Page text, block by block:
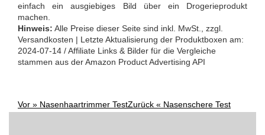
einfach ein ausgiebiges Bild über ein Drogerieprodukt
machen.
Hinweis: Alle Preise dieser Seite sind inkl. MwSt., zzgl.
Versandkosten | Letzte Aktualisierung der Produktboxen am:
2024-07-14 / Affiliate Links & Bilder für die Vergleiche
stammen aus der Amazon Product Advertising API
Post
Vor » Nasenhaartrimmer TestZurück « Nasenschere Test